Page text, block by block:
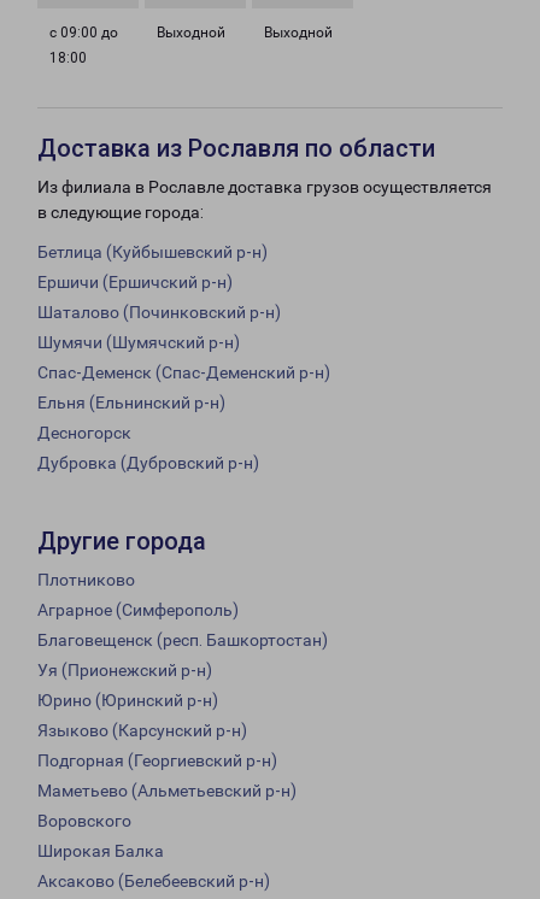
с 09:00 до
18:00
Выходной Выходной
Доставка из Рославля по области
Из филиала в Рославле доставка грузов осуществляется
в следующие города:
Бетлица (Куйбышевский р-н)
Ершичи (Ершичский р-н)
Шаталово (Починковский р-н)
Шумячи (Шумячский р-н)
Спас-Деменск (Спас-Деменский р-н)
Ельня (Ельнинский р-н)
Десногорск
Дубровка (Дубровский р-н)
Другие города
Плотниково
Аграрное (Симферополь)
Благовещенск (респ. Башкортостан)
Уя (Прионежский р-н)
Юрино (Юринский р-н)
Языково (Карсунский р-н)
Подгорная (Георгиевский р-н)
Маметьево (Альметьевский р-н)
Воровского
Широкая Балка
Аксаково (Белебеевский р-н)